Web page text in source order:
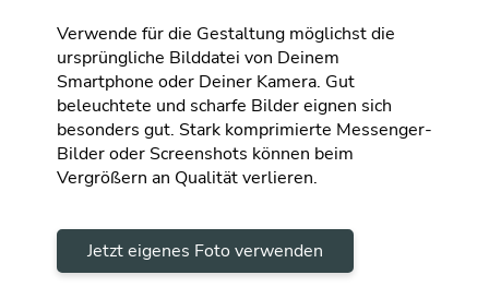
Verwende für die Gestaltung möglichst die
ursprüngliche Bilddatei von Deinem
Smartphone oder Deiner Kamera. Gut
beleuchtete und scharfe Bilder eignen sich
besonders gut. Stark komprimierte Messenger-
Bilder oder Screenshots können beim
Vergrößern an Qualität verlieren.
Jetzt eigenes Foto verwenden